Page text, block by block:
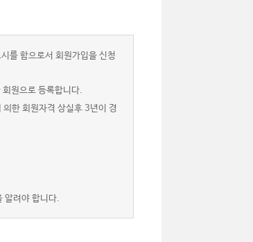
를 함으로서 회원가입을 신청
원으로 등록합니다.
한 회원자격 상실후 3년이 경
알려야 합니다.